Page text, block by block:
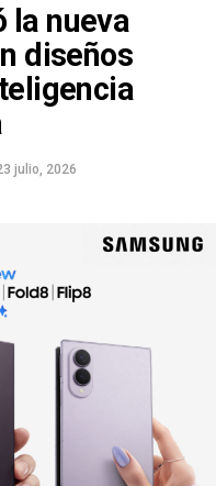
la nueva
diseños
julio, 2026